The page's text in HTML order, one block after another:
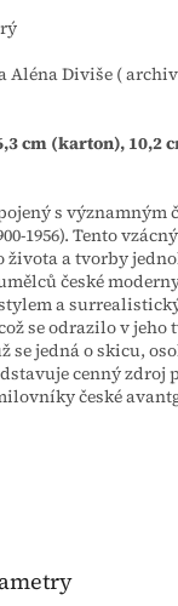
Aléna Diviše (
cm (karton), 10,2
s významným
1956). Tento
a tvorby
české
a
se odrazilo v jeho
se jedná o skicu,
cenný zdroj
české